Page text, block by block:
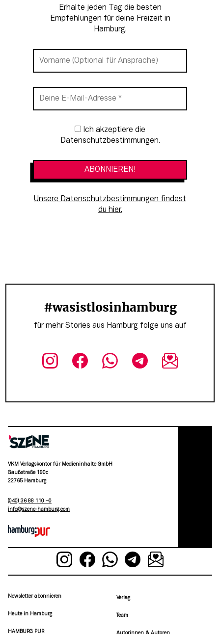
Erhalte jeden Tag die besten
Empfehlungen für deine Freizeit in
Hamburg.
Newsletter-Anmeldung
Datenschutzbestimmungen.
Unsere Datenschutzbestimmungen findest
du hier.
#wasistlosinhamburg
für mehr Stories aus Hamburg folge uns auf
VKM Verlagskontor für Medieninhalte GmbH
Gaußstraße 190c
22765 Hamburg
(040) 36 88 110 –0
moc.grubmah-enezs@ofni
Newsletter abonnieren
Heute in Hamburg
HAMBURG PUR
Verlag
Team